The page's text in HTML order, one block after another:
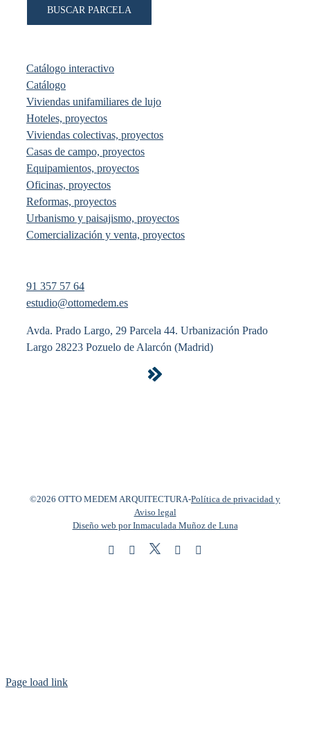
BUSCAR PARCELA
Catálogo interactivo
Catálogo
Viviendas unifamiliares de lujo
Hoteles, proyectos
Viviendas colectivas, proyectos
Casas de campo, proyectos
Equipamientos, proyectos
Oficinas, proyectos
Reformas, proyectos
Urbanismo y paisajismo, proyectos
Comercialización y venta, proyectos
91 357 57 64
estudio@ottomedem.es
Avda. Prado Largo, 29 Parcela 44. Urbanización Prado
Largo 28223 Pozuelo de Alarcón (Madrid)
©2026 OTTO MEDEM ARQUITECTURA-Política de privacidad y
Aviso legal
Diseño web por Inmaculada Muñoz de Luna
InstagramFacebook
Twitter LinkedIn
Page load link